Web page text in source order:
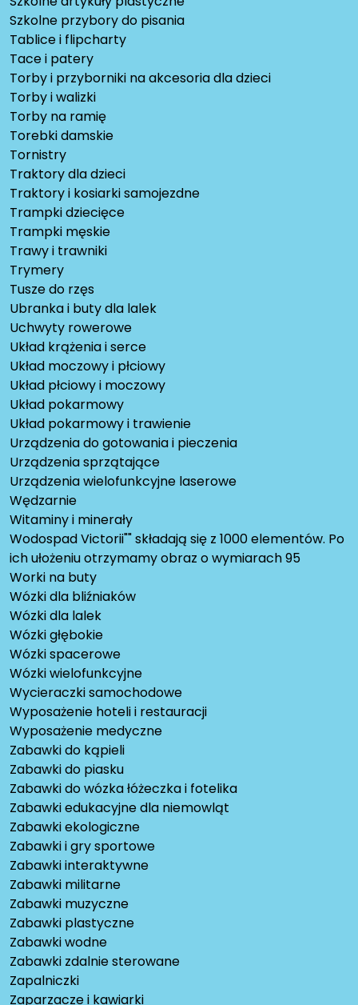
Szkolne przybory do pisania
Tablice i flipcharty
Tace i patery
Torby i przyborniki na akcesoria dla dzieci
Torby i walizki
Torby na ramię
Torebki damskie
Tornistry
Traktory dla dzieci
Traktory i kosiarki samojezdne
Trampki dziecięce
Trampki męskie
Trawy i trawniki
Trymery
Tusze do rzęs
Ubranka i buty dla lalek
Uchwyty rowerowe
Układ krążenia i serce
Układ moczowy i płciowy
Układ płciowy i moczowy
Układ pokarmowy
Układ pokarmowy i trawienie
Urządzenia do gotowania i pieczenia
Urządzenia sprzątające
Urządzenia wielofunkcyjne laserowe
Wędzarnie
Witaminy i minerały
Wodospad Victorii"" składają się z 1000 elementów. Po
ich ułożeniu otrzymamy obraz o wymiarach 95
Worki na buty
Wózki dla bliźniaków
Wózki dla lalek
Wózki głębokie
Wózki spacerowe
Wózki wielofunkcyjne
Wycieraczki samochodowe
Wyposażenie hoteli i restauracji
Wyposażenie medyczne
Zabawki do kąpieli
Zabawki do piasku
Zabawki do wózka łóżeczka i fotelika
Zabawki edukacyjne dla niemowląt
Zabawki ekologiczne
Zabawki i gry sportowe
Zabawki interaktywne
Zabawki militarne
Zabawki muzyczne
Zabawki plastyczne
Zabawki wodne
Zabawki zdalnie sterowane
Zapalniczki
Zaparzacze i kawiarki